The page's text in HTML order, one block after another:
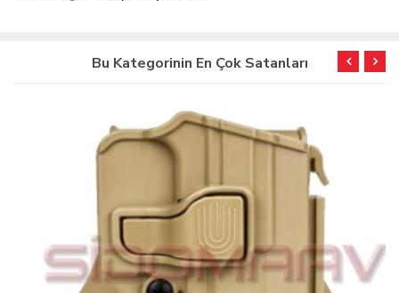
Bu Kategorinin En Çok Satanları